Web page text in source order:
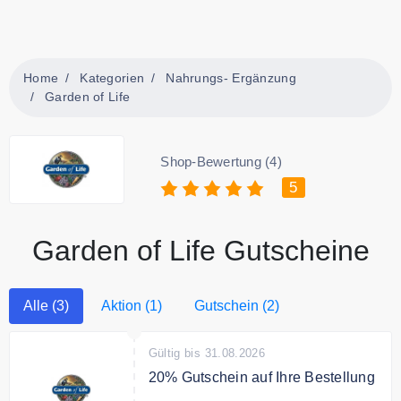
Home Kategorien
Nahrungs- Ergänzung
Garden of Life
Shop-Bewertung (4)
5
Garden of Life Gutscheine
Alle (3) Aktion (1) Gutschein (2)
Gültig bis 31.08.2026
20% Gutschein auf Ihre Bestellung